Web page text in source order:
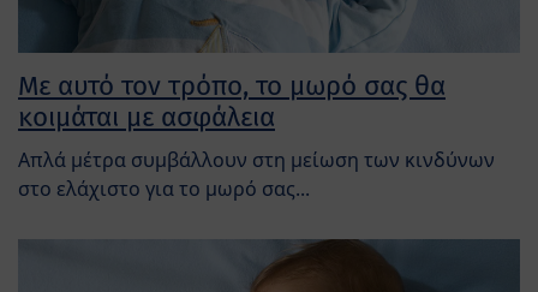
Με αυτό τον τρόπο, το μωρό σας θα
κοιμάται με ασφάλεια
Απλά μέτρα συμβάλλουν στη μείωση των κινδύνων
στο ελάχιστο για το μωρό σας...